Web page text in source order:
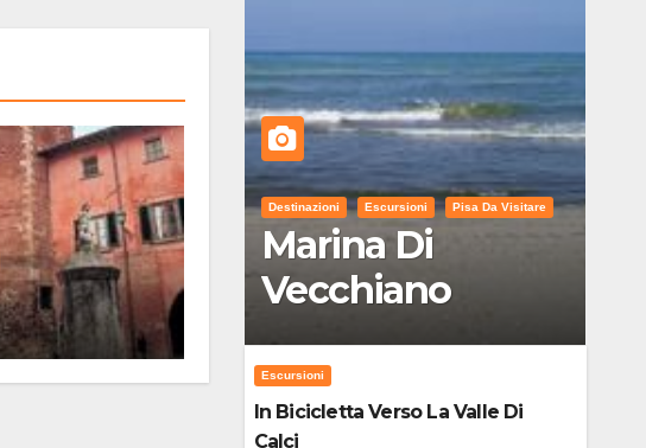
Destinazioni Escursioni Pisa Da Visitare
Marina Di
Vecchiano
Escursioni
In Bicicletta Verso La Valle Di
Calci